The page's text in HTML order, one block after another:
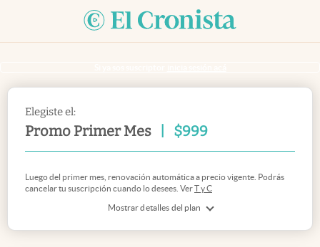
Elegiste el:
Promo Primer Mes $999
Mostrar detalles del plan
Luego del primer mes, renovación automática a precio vigente. Podrás
cancelar tu suscripción cuando lo desees. VerT y C